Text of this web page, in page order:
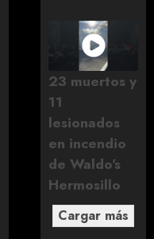
23 muertos y
11
lesionados
en incendio
de Waldo's
Hermosillo
Cargar más